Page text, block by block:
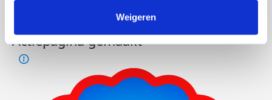
Weigeren
Actiepagina gemaakt